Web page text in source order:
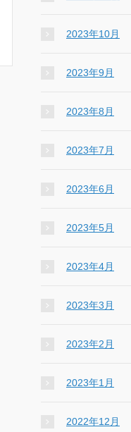
2023年10月
2023年9月
2023年8月
2023年7月
2023年6月
2023年5月
2023年4月
2023年3月
2023年2月
2023年1月
2022年12月